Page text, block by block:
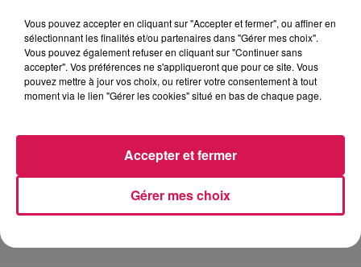
4h47
4h47 4h44
4h44
She Doesn't Mind
4h41
4h41
De L'a
Vous pouvez accepter en cliquant sur "Accepter et fermer", ou affiner en
sélectionnant les finalités et/ou partenaires dans "Gérer mes choix".
Vous pouvez également refuser en cliquant sur "Continuer sans
accepter". Vos préférences ne s'appliqueront que pour ce site. Vous
pouvez mettre à jour vos choix, ou retirer votre consentement à tout
moment via le lien "Gérer les cookies" situé en bas de chaque page.
Gérer mes choix
Accepter et fermer